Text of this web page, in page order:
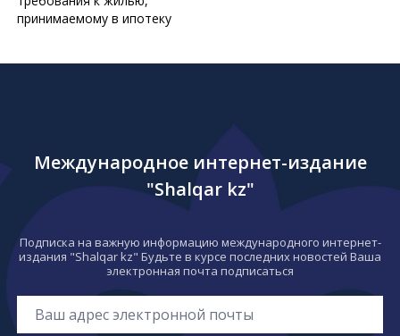
принимаемому в ипотеку
Международное интернет-издание
"Shalqar kz"
Подписка на важную информацию международного интернет-
издания "Shalqar kz" Будьте в курсе последних новостей Ваша
электронная почта подписаться